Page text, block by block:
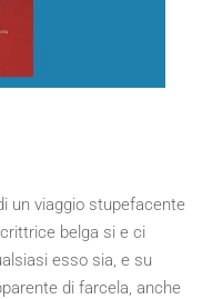
un viaggio stupefacente
belga si e ci
esso sia, e su
di farcela, anche